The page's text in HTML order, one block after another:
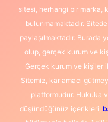
sitesi, herhangi bir marka,
bulunmamaktadır.
paylaşılmaktadır. Burada
olup, gerçek kurum ve
Gerçek kurum ve kişiler
Sitemiz, kar amacı
platformudur. Hukuka
düşündüğünüz içerikleri,